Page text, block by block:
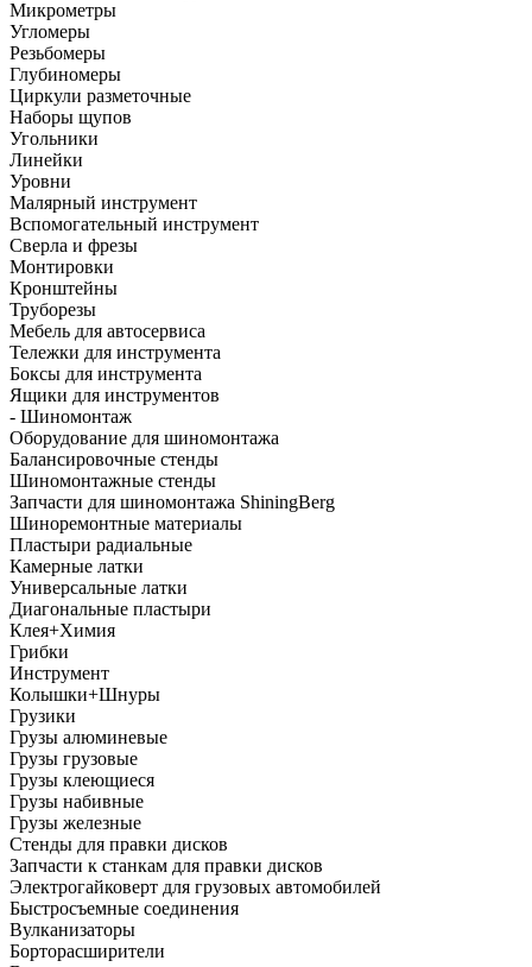
Микрометры
Угломеры
Резьбомеры
Глубиномеры
Циркули разметочные
Наборы щупов
Угольники
Линейки
Уровни
Малярный инструмент
Вспомогательный инструмент
Сверла и фрезы
Монтировки
Кронштейны
Труборезы
Мебель для автосервиса
Тележки для инструмента
Боксы для инструмента
Ящики для инструментов
- Шиномонтаж
Оборудование для шиномонтажа
Балансировочные стенды
Шиномонтажные стенды
Запчасти для шиномонтажа ShiningBerg
Шиноремонтные материалы
Пластыри радиальные
Камерные латки
Универсальные латки
Диагональные пластыри
Клея+Химия
Грибки
Инструмент
Колышки+Шнуры
Грузики
Грузы алюминевые
Грузы грузовые
Грузы клеющиеся
Грузы набивные
Грузы железные
Стенды для правки дисков
Запчасти к станкам для правки дисков
Электрогайковерт для грузовых автомобилей
Быстросъемные соединения
Вулканизаторы
Борторасширители